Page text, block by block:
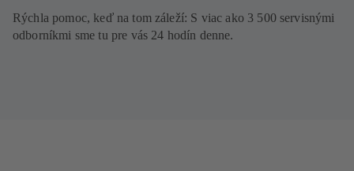
Rýchla pomoc, keď na tom záleží: S viac ako 3 500 servisnými
odborníkmi sme tu pre vás 24 hodín denne.